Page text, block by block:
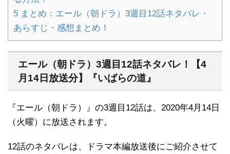
5 まとめ：エール（朝ドラ）3週目12話ネタバレ・
あらすじ・感想まとめ！
エール（朝ドラ）3週目12話ネタバレ！【4
月14日放送分】『いばらの道』
『エール（朝ドラ）』の3週目12話は、2020年4月14日
（火曜）に放送されます。
12話のネタバレは、ドラマ本編放送後にご紹介させて